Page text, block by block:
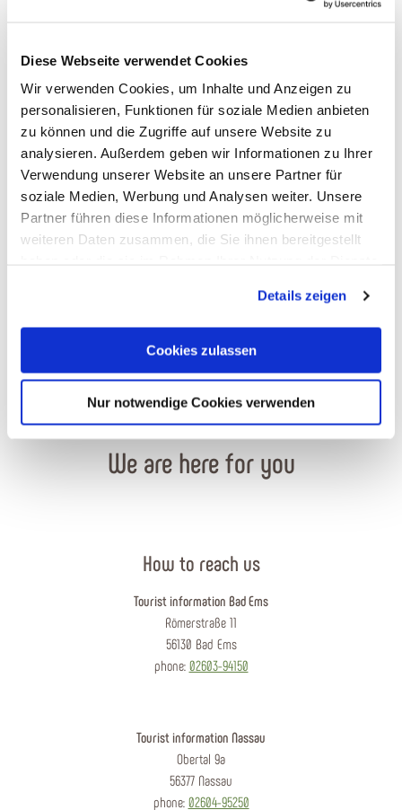
Diese Webseite verwendet Cookies
Wir verwenden Cookies, um Inhalte und Anzeigen zu
personalisieren, Funktionen für soziale Medien anbieten
zu können und die Zugriffe auf unsere Website zu
analysieren. Außerdem geben wir Informationen zu Ihrer
Verwendung unserer Website an unsere Partner für
soziale Medien, Werbung und Analysen weiter. Unsere
Partner führen diese Informationen möglicherweise mit
weiteren Daten zusammen, die Sie ihnen bereitgestellt
Cookies, wenn Sie unsere Webseite weiterhin nutzen.
Details zeigen
Cookies zulassen
Nur notwendige Cookies verwenden
Tierarztpraxis Wagner
Winden
We are here for you
How to reach us
Tourist information Bad Ems
Römerstraße 11
56130 Bad Ems
phone: 02603-94150
Tourist information Nassau
Obertal 9a
56377 Nassau
phone: 02604-95250